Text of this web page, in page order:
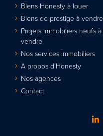
Biens Honesty à louer
Biens de prestige à vendre
Projets immobiliers neufs à
vendre
Nos services immobiliers
A propos d’Honesty
Nos agences
Contact